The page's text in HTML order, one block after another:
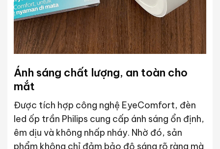
Ánh sáng chất lượng, an toàn cho
mắt
Được tích hợp công nghệ EyeComfort, đèn
led ốp trần Philips cung cấp ánh sáng ổn định,
êm dịu và không nhấp nháy. Nhờ đó, sản
phẩm không chỉ đảm bảo độ sáng rõ ràng mà